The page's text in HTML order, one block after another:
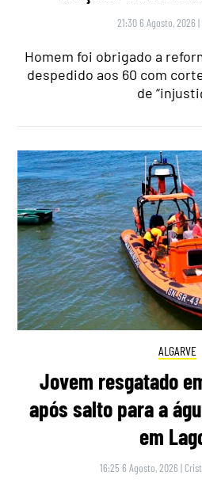
21:30 6 Agosto, 2026 |
Homem foi obrigado a
despedido aos 60 com
de
ALGARVE
Jovem resgatado
após salto para a
em
16:25 6 Agosto, 2026 |